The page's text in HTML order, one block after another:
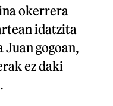
okerrera
idatzita
gogoan,
ez daki